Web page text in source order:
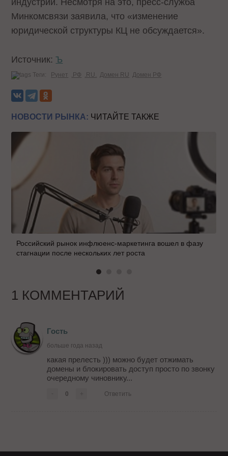
индустрии. Несмотря на это, пресс-служба
Минкомсвязи заявила, что «изменение
юридической структуры КЦ не обсуждается».
Источник:Ъ
Теги: Рунет .РФ .RU. Домен RU Домен РФ
НОВОСТИ РЫНКА: ЧИТАЙТЕ ТАКЖЕ
Российский рынок инфлюенс-маркетинга вошел в фазу
стагнации после нескольких лет роста
1 КОММЕНТАРИЙ
Гость
больше года назад
какая прелесть ))) можно будет отжимать
домены и блокировать доступ просто по звонку
очередному чиновнику...
0 Ответить